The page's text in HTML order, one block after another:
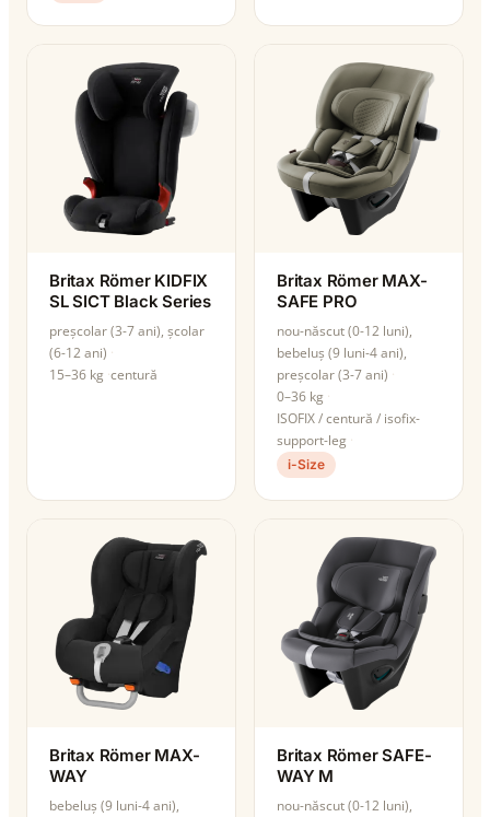
Britax Römer KIDFIX
SL SICT Black Series
preșcolar (3-7 ani), școlar
(6-12 ani)
15–36 kg centură
Britax Römer MAX-
SAFE PRO
nou-născut (0-12 luni),
bebeluș (9 luni-4 ani),
preșcolar (3-7 ani)
0–36 kg
ISOFIX / centură / isofix-
support-leg
i-Size
Britax Römer MAX-
WAY
bebeluș (9 luni-4 ani),
Britax Römer SAFE-
WAY M
nou-născut (0-12 luni),